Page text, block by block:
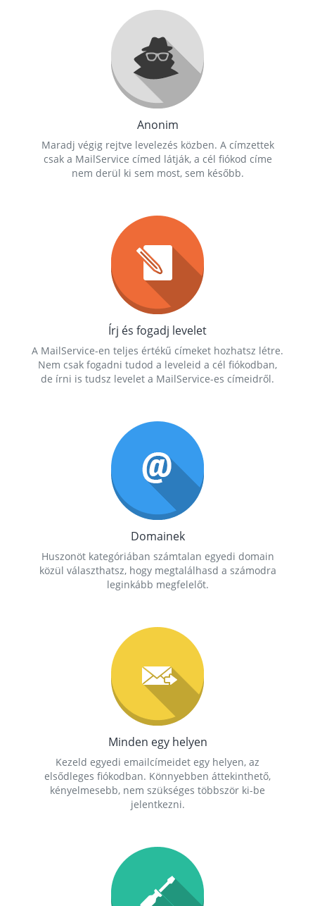
Anonim
Maradj végig rejtve levelezés közben. A címzettek
csak a MailService címed látják, a cél fiókod címe
nem derül ki sem most, sem később.
Írj és fogadj levelet
A MailService-en teljes értékű címeket hozhatsz létre.
Nem csak fogadni tudod a leveleid a cél fiókodban,
de írni is tudsz levelet a MailService-es címeidről.
Domainek
Huszonöt kategóriában számtalan egyedi domain
közül választhatsz, hogy megtalálhasd a számodra
leginkább megfelelőt.
Minden egy helyen
Kezeld egyedi emailcímeidet egy helyen, az
elsődleges fiókodban. Könnyebben áttekinthető,
kényelmesebb, nem szükséges többször ki-be
jelentkezni.